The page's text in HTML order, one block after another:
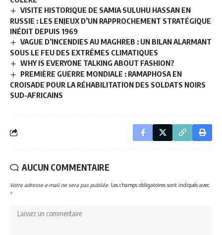
VISITE HISTORIQUE DE SAMIA SULUHU HASSAN EN
RUSSIE : LES ENJEUX D’UN RAPPROCHEMENT STRATÉGIQUE
INÉDIT DEPUIS 1969
VAGUE D’INCENDIES AU MAGHREB : UN BILAN ALARMANT
SOUS LE FEU DES EXTRÊMES CLIMATIQUES
WHY IS EVERYONE TALKING ABOUT FASHION?
PREMIÈRE GUERRE MONDIALE : RAMAPHOSA EN
CROISADE POUR LA RÉHABILITATION DES SOLDATS NOIRS
SUD-AFRICAINS
AUCUN COMMENTAIRE
Votre adresse e-mail ne sera pas publiée. Les champs obligatoires sont indiqués avec
*